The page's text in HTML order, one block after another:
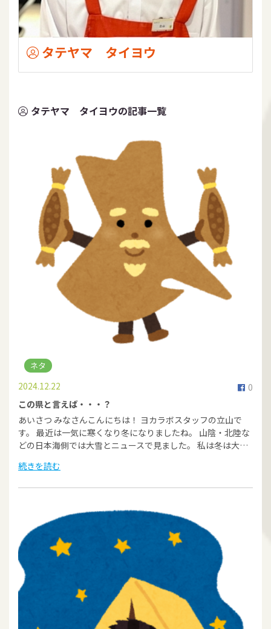
タテヤマ タイヨウ
タテヤマ タイヨウの記事一覧
ネタ
0
2024.12.22
この県と言えば・・・？
あいさつ みなさんこんにちは！ ヨカラボスタッフの立山で
す。 最近は一気に寒くなり冬になりましたね。 山陰・北陸な
どの日本海側では大雪とニュースで見ました。 私は冬は大…
続きを読む